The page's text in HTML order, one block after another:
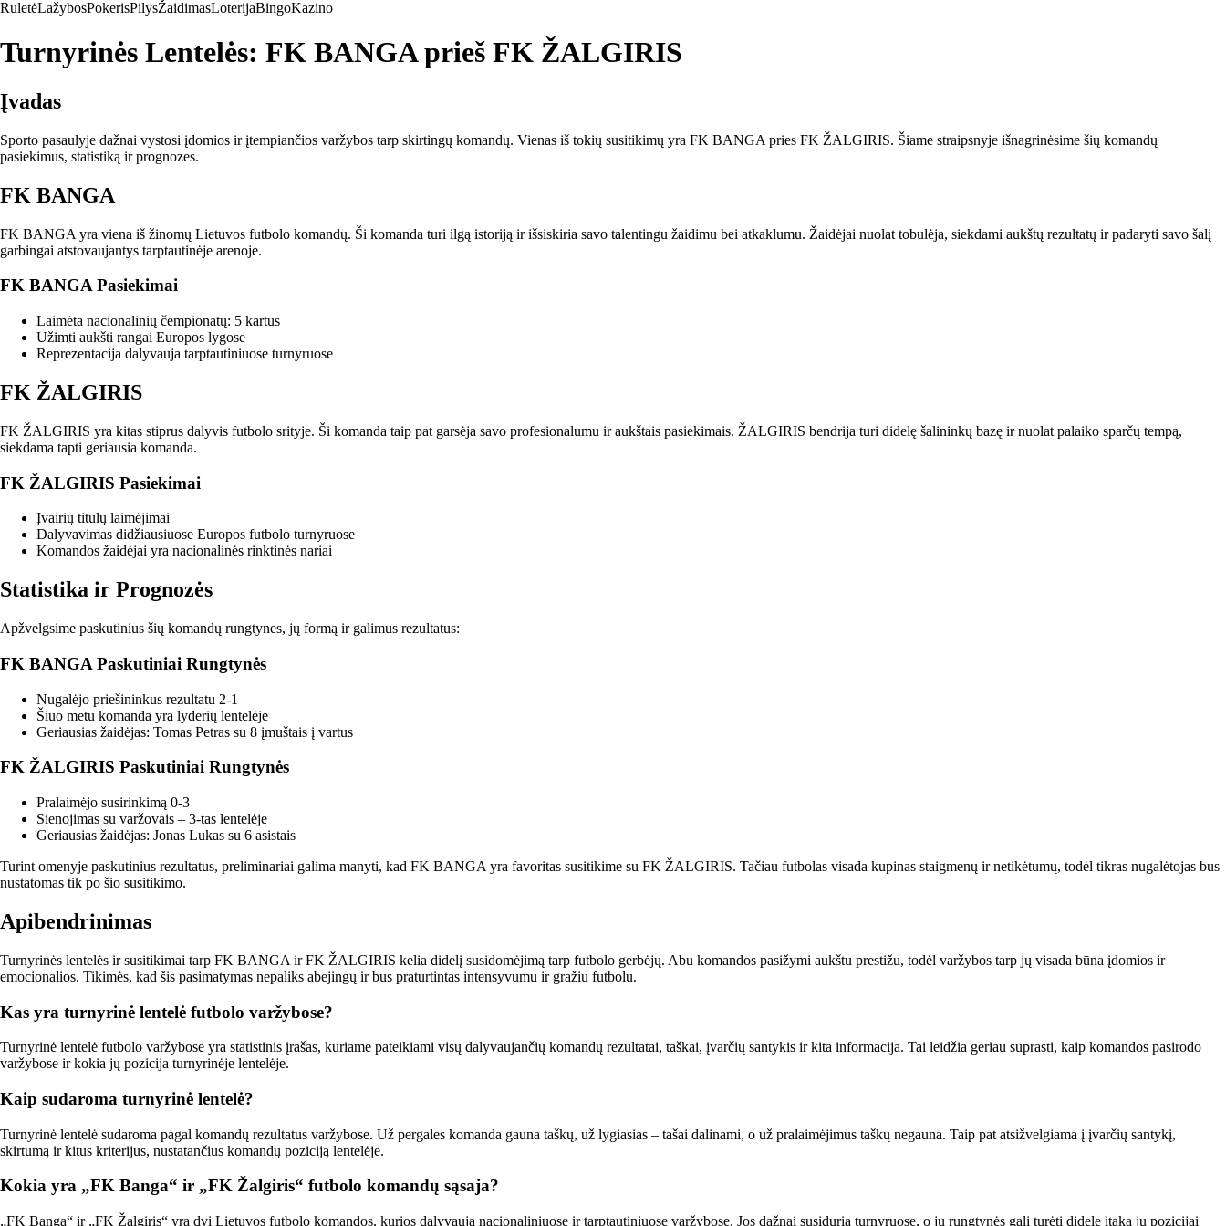
RuletėLažybosPokerisPilysŽaidimasLoterijaBingoKazino
Turnyrinės Lentelės: FK BANGA prieš FK ŽALGIRIS
Įvadas
Sporto pasaulyje dažnai vystosi įdomios ir įtempiančios varžybos tarp skirtingų komandų. Vienas iš tokių susitikimų yra FK BANGA pries FK ŽALGIRIS. Šiame straipsnyje išnagrinėsime šių komandų
pasiekimus, statistiką ir prognozes.
FK BANGA
FK BANGA yra viena iš žinomų Lietuvos futbolo komandų. Ši komanda turi ilgą istoriją ir išsiskiria savo talentingu žaidimu bei atkaklumu. Žaidėjai nuolat tobulėja, siekdami aukštų rezultatų ir padaryti savo šalį
garbingai atstovaujantys tarptautinėje arenoje.
FK BANGA Pasiekimai
Laimėta nacionalinių čempionatų: 5 kartus
Užimti aukšti rangai Europos lygose
Reprezentacija dalyvauja tarptautiniuose turnyruose
FK ŽALGIRIS
FK ŽALGIRIS yra kitas stiprus dalyvis futbolo srityje. Ši komanda taip pat garsėja savo profesionalumu ir aukštais pasiekimais. ŽALGIRIS bendrija turi didelę šalininkų bazę ir nuolat palaiko sparčų tempą,
siekdama tapti geriausia komanda.
FK ŽALGIRIS Pasiekimai
Įvairių titulų laimėjimai
Dalyvavimas didžiausiuose Europos futbolo turnyruose
Komandos žaidėjai yra nacionalinės rinktinės nariai
Statistika ir Prognozės
Apžvelgsime paskutinius šių komandų rungtynes, jų formą ir galimus rezultatus:
FK BANGA Paskutiniai Rungtynės
Nugalėjo priešininkus rezultatu 2-1
Šiuo metu komanda yra lyderių lentelėje
Geriausias žaidėjas: Tomas Petras su 8 įmuštais į vartus
FK ŽALGIRIS Paskutiniai Rungtynės
Pralaimėjo susirinkimą 0-3
Sienojimas su varžovais – 3-tas lentelėje
Geriausias žaidėjas: Jonas Lukas su 6 asistais
Turint omenyje paskutinius rezultatus, preliminariai galima manyti, kad FK BANGA yra favoritas susitikime su FK ŽALGIRIS. Tačiau futbolas visada kupinas staigmenų ir netikėtumų, todėl tikras nugalėtojas bus
nustatomas tik po šio susitikimo.
Apibendrinimas
Turnyrinės lentelės ir susitikimai tarp FK BANGA ir FK ŽALGIRIS kelia didelį susidomėjimą tarp futbolo gerbėjų. Abu komandos pasižymi aukštu prestižu, todėl varžybos tarp jų visada būna įdomios ir
emocionalios. Tikimės, kad šis pasimatymas nepaliks abejingų ir bus praturtintas intensyvumu ir gražiu futbolu.
Kas yra turnyrinė lentelė futbolo varžybose?
Turnyrinė lentelė futbolo varžybose yra statistinis įrašas, kuriame pateikiami visų dalyvaujančių komandų rezultatai, taškai, įvarčių santykis ir kita informacija. Tai leidžia geriau suprasti, kaip komandos pasirodo
varžybose ir kokia jų pozicija turnyrinėje lentelėje.
Kaip sudaroma turnyrinė lentelė?
Turnyrinė lentelė sudaroma pagal komandų rezultatus varžybose. Už pergales komanda gauna taškų, už lygiasias – tašai dalinami, o už pralaimėjimus taškų negauna. Taip pat atsižvelgiama į įvarčių santykį,
skirtumą ir kitus kriterijus, nustatančius komandų poziciją lentelėje.
Kokia yra „FK Banga“ ir „FK Žalgiris“ futbolo komandų sąsaja?
„FK Banga“ ir „FK Žalgiris“ yra dvi Lietuvos futbolo komandos, kurios dalyvauja nacionaliniuose ir tarptautiniuose varžybose. Jos dažnai susiduria turnyruose, o jų rungtynės gali turėti didelę įtaką jų pozicijai